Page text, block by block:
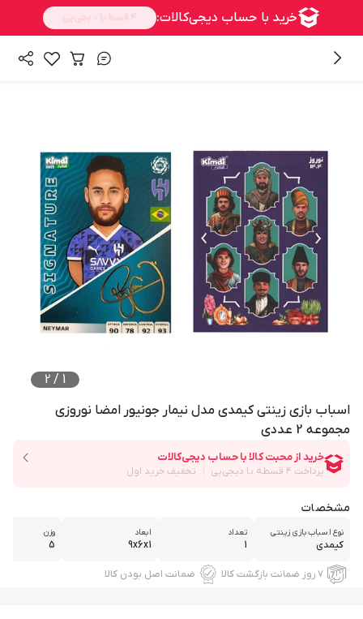
1
/
2
اسباب بازی زینتی کیمدی مدل نیمار جونیور امضا نوروزی
مجموعه 2 عددی
مشخصات
نوع اسباب بازی زینتی
کیمدی
تعداد
1
ابعاد
9x6x1
وزن
5
۷ روز ضمانت بازگشت کالا ضمانت اصل بودن کالا